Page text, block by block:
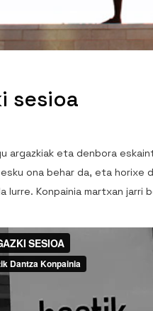
sesioa
argazkiak eta denbora
ona behar da, eta horixe
Iurre. Konpainia martxan